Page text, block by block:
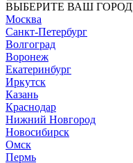
ВЫБЕРИТЕ ВАШ ГОРОД
Москва
Санкт-Петербург
Волгоград
Воронеж
Екатеринбург
Иркутск
Казань
Краснодар
Нижний Новгород
Новосибирск
Омск
Пермь